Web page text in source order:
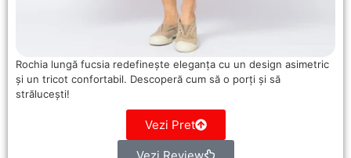
Rochia lungă fucsia redefinește eleganța cu un design asimetric
și un tricot confortabil. Descoperă cum să o porți și să
strălucești!
Vezi Pret